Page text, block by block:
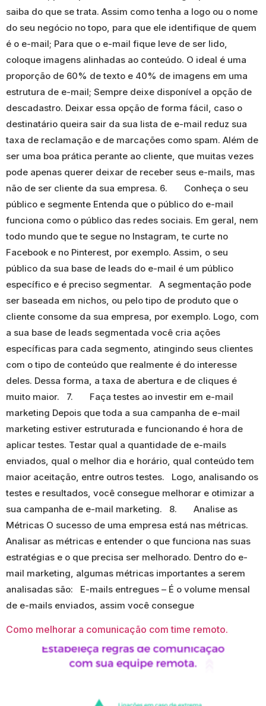
saiba do que se trata. Assim como tenha a logo ou o nome
do seu negócio no topo, para que ele identifique de quem
é o e-mail; Para que o e-mail fique leve de ser lido,
coloque imagens alinhadas ao conteúdo. O ideal é uma
proporção de 60% de texto e 40% de imagens em uma
estrutura de e-mail; Sempre deixe disponível a opção de
descadastro. Deixar essa opção de forma fácil, caso o
destinatário queira sair da sua lista de e-mail reduz sua
taxa de reclamação e de marcações como spam. Além de
ser uma boa prática perante ao cliente, que muitas vezes
pode apenas querer deixar de receber seus e-mails, mas
não de ser cliente da sua empresa. 6. Conheça o seu
público e segmente Entenda que o público do e-mail
funciona como o público das redes sociais. Em geral, nem
todo mundo que te segue no Instagram, te curte no
Facebook e no Pinterest, por exemplo. Assim, o seu
público da sua base de leads do e-mail é um público
específico e é preciso segmentar. A segmentação pode
ser baseada em nichos, ou pelo tipo de produto que o
cliente consome da sua empresa, por exemplo. Logo, com
a sua base de leads segmentada você cria ações
específicas para cada segmento, atingindo seus clientes
com o tipo de conteúdo que realmente é do interesse
deles. Dessa forma, a taxa de abertura e de cliques é
muito maior. 7. Faça testes ao investir em e-mail
marketing Depois que toda a sua campanha de e-mail
marketing estiver estruturada e funcionando é hora de
aplicar testes. Testar qual a quantidade de e-mails
enviados, qual o melhor dia e horário, qual conteúdo tem
maior aceitação, entre outros testes. Logo, analisando os
testes e resultados, você consegue melhorar e otimizar a
sua campanha de e-mail marketing. 8. Analise as
Métricas O sucesso de uma empresa está nas métricas.
Analisar as métricas e entender o que funciona nas suas
estratégias e o que precisa ser melhorado. Dentro do e-
mail marketing, algumas métricas importantes a serem
analisadas são: E-mails entregues – É o volume mensal
de e-mails enviados, assim você consegue
Como melhorar a comunicação com time remoto.